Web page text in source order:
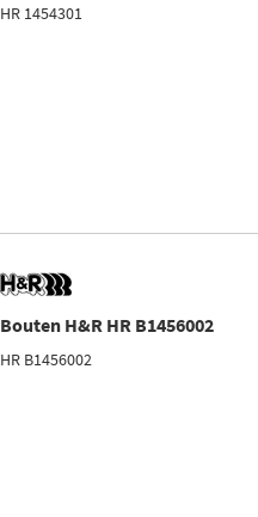
HR 1454301
Bouten H&R HR B1456002
HR B1456002